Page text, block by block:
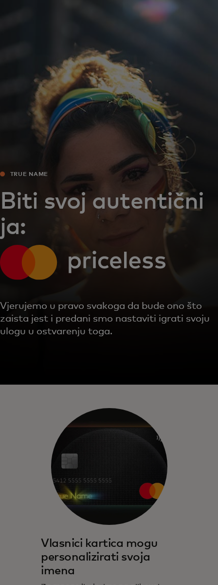
Za poslovanje
Za svijet
Za inovatore
Novosti i trendovi
TRUE NAME
Biti svoj autentični
ja:
Vjerujemo u pravo svakoga da bude ono što
zaista jest i predani smo nastaviti igrati svoju
ulogu u ostvarenju toga.
Vlasnici kartica mogu
personalizirati svoja
imena